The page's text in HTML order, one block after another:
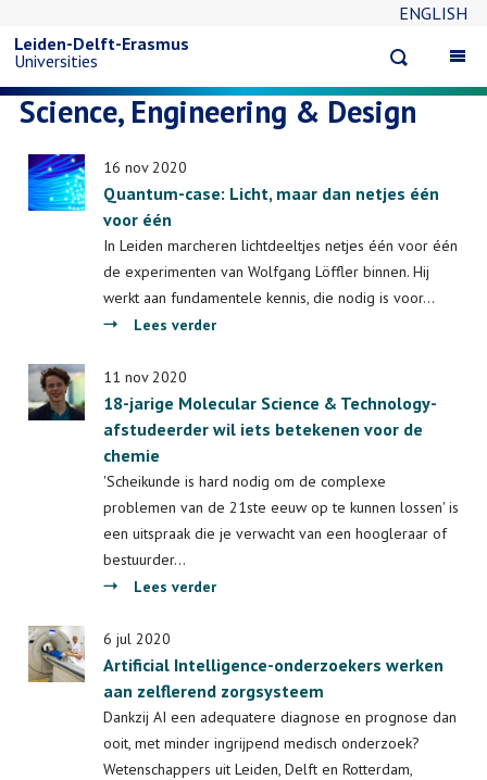
ENGLISH
search
Leiden-Delft-Erasmus
Universities
Science, Engineering & Design
16 nov 2020
Quantum-case: Licht, maar dan netjes één
voor één
In Leiden marcheren lichtdeeltjes netjes één voor één
de experimenten van Wolfgang Löffler binnen. Hij
werkt aan fundamentele kennis, die nodig is voor…
Lees verderover
Licht,
maar
netjes
één
voor
11 nov 2020
18-jarige Molecular Science & Technology-
afstudeerder wil iets betekenen voor de
chemie
'Scheikunde is hard nodig om de complexe
problemen van de 21ste eeuw op te kunnen lossen' is
een uitspraak die je verwacht van een hoogleraar of
bestuurder…
Lees verderover
Molecular
Science
&
Technology-
afstudeerder
6 jul 2020
Artificial Intelligence-onderzoekers werken
aan zelflerend zorgsysteem
Dankzij AI een adequatere diagnose en prognose dan
ooit, met minder ingrijpend medisch onderzoek?
Wetenschappers uit Leiden, Delft en Rotterdam,